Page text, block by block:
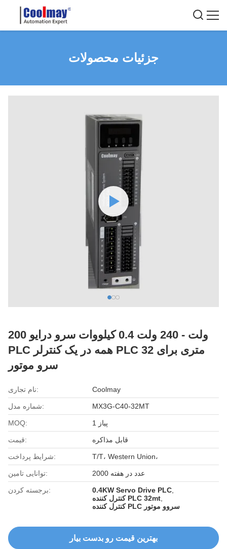
جزئیات محصولات
200 ولت - 240 ولت 0.4 کیلووات سرو درایو
PLC همه در یک کنترلر PLC 32 متری برای
سرو موتور
نام تجاری: Coolmay
شماره مدل: MX3G-C40-32MT
MOQ: 1 پیاز
قیمت: قابل مذاکره
شرایط پرداخت: T/T، Western Union،
توانایی تامین: 2000 عدد در هفته
برجسته کردن: 0.4KW Servo Drive PLC
کنترل کننده PLC 32mt
کنترل کننده PLC سروو موتور
بهترین قیمت رو بدست بیار